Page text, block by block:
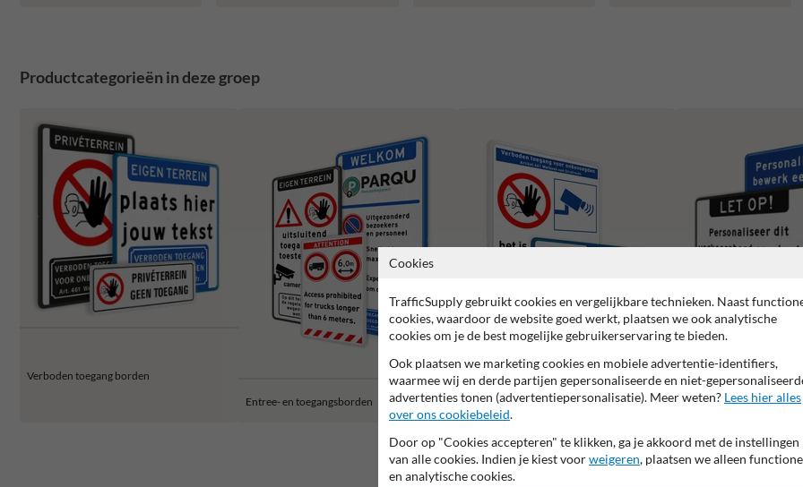
Productcategorieën in deze groep
Verboden toegang borden
Entree- en toegangsborden
Camerabewaking borden
Tekstborden
Cookies
TrafficSupply gebruikt cookies en vergelijkbare technieken. Naast
cookies, waardoor de website goed werkt, plaatsen we ook analytische
cookies om je de best mogelijke gebruikerservaring te bieden.
Ook plaatsen we marketing cookies en mobiele advertentie-identifiers,
waarmee wij en derde partijen gepersonaliseerde en niet-
advertenties tonen (advertentiepersonalisatie). Meer weten? Lees hier alles
over ons cookiebeleid.
Door op "Cookies accepteren" te klikken, ga je akkoord met de instellingen
van alle cookies. Indien je kiest voorweigeren, plaatsen we alleen
en analytische cookies.